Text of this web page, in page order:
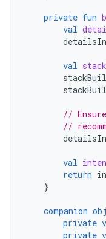
private fun
val
val
//
//
val
return
}
companion
private
private